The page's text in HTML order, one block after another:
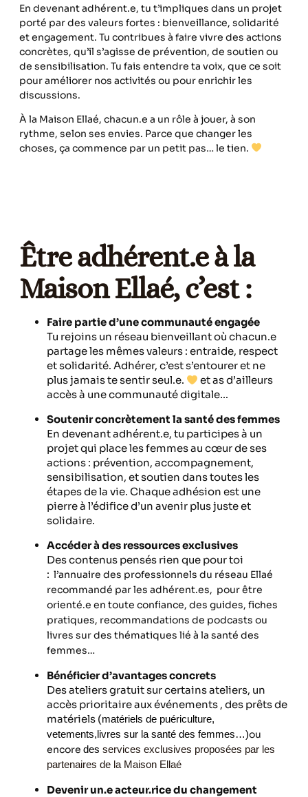
En devenant adhérent.e, tu t’impliques dans un projet
porté par des valeurs fortes : bienveillance, solidarité
et engagement. Tu contribues à faire vivre des actions
concrètes, qu’il s’agisse de prévention, de soutien ou
de sensibilisation. Tu fais entendre ta voix, que ce soit
pour améliorer nos activités ou pour enrichir les
discussions.
À la Maison Ellaé, chacun.e a un rôle à jouer, à son
rythme, selon ses envies. Parce que changer les
choses, ça commence par un petit pas… le tien.
Être adhérent.e à la
Maison Ellaé, c’est :
Faire partie d’une communauté engagée
Tu rejoins un réseau bienveillant où chacun.e
partage les mêmes valeurs : entraide, respect
et solidarité. Adhérer, c’est s’entourer et ne
plus jamais te sentir seul.e.
et as d’ailleurs
accès à une communauté digitale…
Soutenir concrètement la santé des femmes
En devenant adhérent.e, tu participes à un
projet qui place les femmes au cœur de ses
actions : prévention, accompagnement,
sensibilisation, et soutien dans toutes les
étapes de la vie. Chaque adhésion est une
pierre à l’édifice d’un avenir plus juste et
solidaire.
Accéder à des ressources exclusives
Des contenus pensés rien que pour toi
: l’annuaire des professionnels du réseau Ellaé
recommandé par les adhérent.es, pour être
orienté.e en toute confiance, des guides, fiches
pratiques, recommandations de podcasts ou
livres sur des thématiques lié à la santé des
femmes…
Bénéficier d’avantages concrets
Des ateliers gratuit sur certains ateliers, un
accès prioritaire aux événements , des prêts de
matériels (matériels de puériculture,
vetements,livres sur la santé des femmes…)ou
encore des services exclusives proposées par les
partenaires de la Maison Ellaé
Devenir un.e acteur.rice du changement